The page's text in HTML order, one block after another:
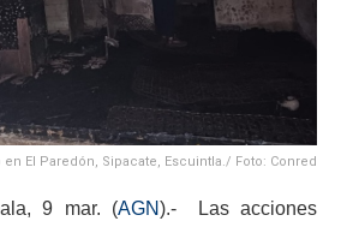
El Paredón, Sipacate, Escuintla./ Foto: Conred
9 mar. (AGN).- Las acciones